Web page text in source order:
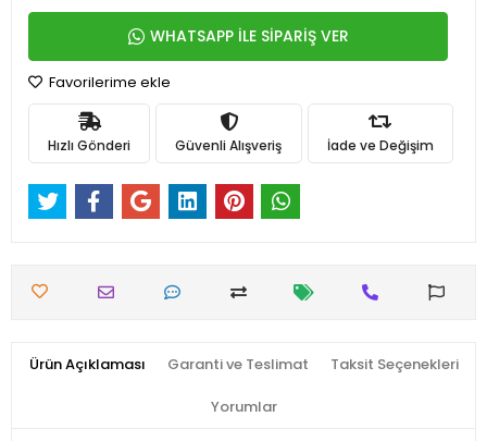
WHATSAPP İLE SİPARİŞ VER
Favorilerime ekle
Hızlı Gönderi Güvenli Alışveriş İade ve Değişim
Ürün Açıklaması Garanti ve Teslimat Taksit Seçenekleri
Yorumlar